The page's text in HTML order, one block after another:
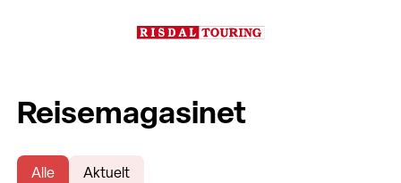
Reisemagasinet
Alle Aktuelt